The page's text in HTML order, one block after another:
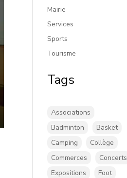
Mairie
Services
Sports
Tourisme
Tags
Associations
Badminton
Basket
Camping
Collège
Commerces
Concerts
Expositions
Foot